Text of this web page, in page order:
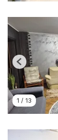
1 / 13
Previous